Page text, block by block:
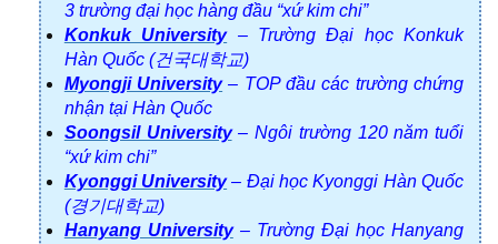
3 trường đại học hàng đầu “xứ kim chi”
Konkuk University– Trường Đại học Konkuk
Hàn Quốc (건국대학교)
Myongji University– TOP đầu các trường chứng
nhận tại Hàn Quốc
Soongsil University– Ngôi trường 120 năm tuổi
“xứ kim chi”
Kyonggi University– Đại học Kyonggi Hàn Quốc
(경기대학교)
Hanyang University– Trường Đại học Hanyang